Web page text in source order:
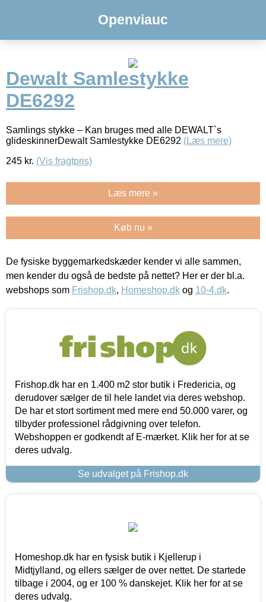
Openviauc
Dewalt Samlestykke
DE6292
Samlings stykke – Kan bruges med alle DEWALT`s
glideskinnerDewalt Samlestykke DE6292 (Læs mere)
245 kr. (Vis fragtpris)
Læs mere »
Køb nu »
De fysiske byggemarkedskæder kender vi alle sammen,
men kender du også de bedste på nettet? Her er der bl.a.
webshops som Frishop.dk, Homeshop.dk og 10-4.dk.
Frishop.dk har en 1.400 m2 stor butik i Fredericia, og
derudover sælger de til hele landet via deres webshop.
De har et stort sortiment med mere end 50.000 varer, og
tilbyder professionel rådgivning over telefon.
Webshoppen er godkendt af E-mærket. Klik her for at se
deres udvalg.
Se udvalget på Frishop.dk
Homeshop.dk har en fysisk butik i Kjellerup i
Midtjylland, og ellers sælger de over nettet. De startede
tilbage i 2004, og er 100 % danskejet. Klik her for at se
deres udvalg.